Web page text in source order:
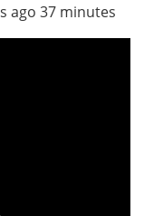
ago 37 minutes